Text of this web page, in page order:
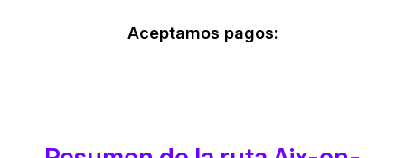
Aceptamos pagos: